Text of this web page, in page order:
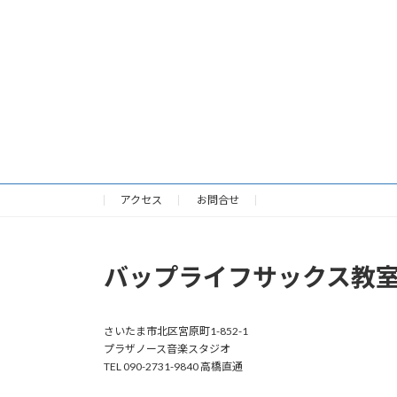
アクセス お問合せ
バップライフサックス教
さいたま市北区宮原町1-852-1
プラザノース音楽スタジオ
TEL 090-2731-9840 高橋直通